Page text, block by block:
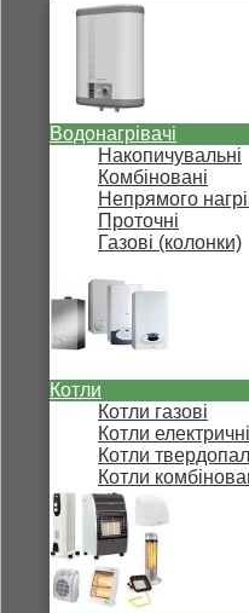
Водонагрівачі
Накопичувальні
Комбіновані
Непрямого
Проточні
Газові (колонки)
Котли
Котли газові
Котли електричні
Котли
Котли